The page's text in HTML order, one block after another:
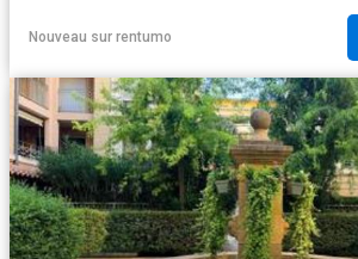
Nouveau sur rentumo